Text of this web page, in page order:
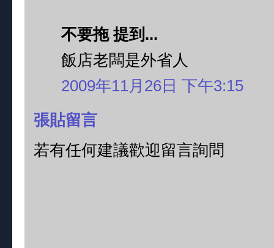
不要拖 提到...
飯店老闆是外省人
2009年11月26日 下午3:15
張貼留言
若有任何建議歡迎留言詢問